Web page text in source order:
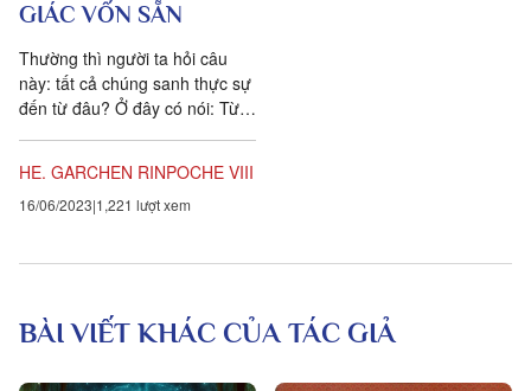
GIÁC VỐN SẴN
Thường thì người ta hỏi câu
này: tất cả chúng sanh thực sự
đến từ đâu? Ở đây có nói: Từ
HE. GARCHEN RINPOCHE VIII
16/06/2023 1,221 lượt xem
BÀI VIẾT KHÁC CỦA TÁC GIẢ